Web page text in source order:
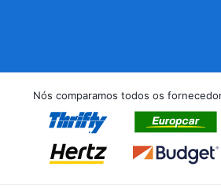
Nós comparamos todos os